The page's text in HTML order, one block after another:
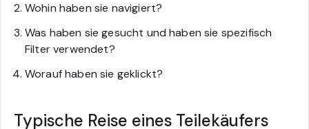
Wohin haben sie navigiert?
Was haben sie gesucht und haben sie spezifisch
Filter verwendet?
Worauf haben sie geklickt?
Typische Reise eines Teilekäufers